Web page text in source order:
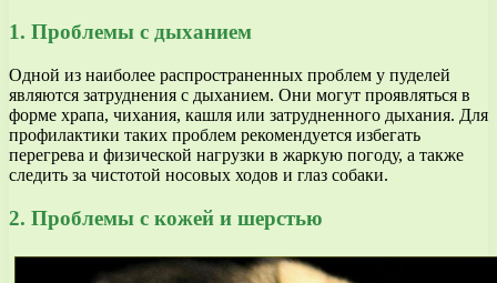
1. Проблемы с дыханием
Одной из наиболее распространенных проблем у пуделей
являются затруднения с дыханием. Они могут проявляться в
форме храпа, чихания, кашля или затрудненного дыхания. Для
профилактики таких проблем рекомендуется избегать
перегрева и физической нагрузки в жаркую погоду, а также
следить за чистотой носовых ходов и глаз собаки.
2. Проблемы с кожей и шерстью